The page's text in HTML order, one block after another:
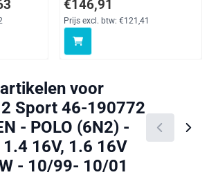
€146,91
Prijs excl. btw: €121,41
voor
Sport 46-190772
- POLO (6N2) -
16V, 1.6 16V
- 10/99- 10/01